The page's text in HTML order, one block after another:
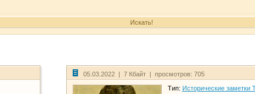
05.03.2022 | 7 Кбайт | просмотров: 705
Тип: Исторические заметки